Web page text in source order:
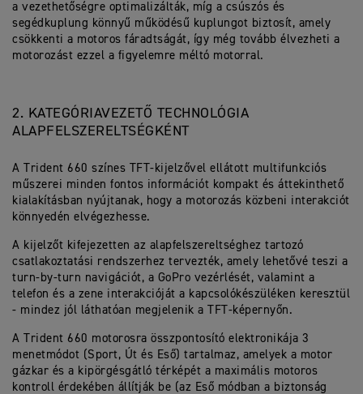
a vezethetőségre optimalizálták, míg a csúszós és
segédkuplung könnyű működésű kuplungot biztosít, amely
csökkenti a motoros fáradtságát, így még tovább élvezheti a
motorozást ezzel a figyelemre méltó motorral.
2. KATEGÓRIAVEZETŐ TECHNOLÓGIA
ALAPFELSZERELTSÉGKÉNT
A Trident 660 színes TFT-kijelzővel ellátott multifunkciós
műszerei minden fontos információt kompakt és áttekinthető
kialakításban nyújtanak, hogy a motorozás közbeni interakciót
könnyedén elvégezhesse.
A kijelzőt kifejezetten az alapfelszereltséghez tartozó
csatlakoztatási rendszerhez tervezték, amely lehetővé teszi a
turn-by-turn navigációt, a GoPro vezérlését, valamint a
telefon és a zene interakcióját a kapcsolókészüléken keresztül
- mindez jól láthatóan megjelenik a TFT-képernyőn.
A Trident 660 motorosra összpontosító elektronikája 3
menetmódot (Sport, Út és Eső) tartalmaz, amelyek a motor
gázkar és a kipörgésgátló térképét a maximális motoros
kontroll érdekében állítják be (az Eső módban a biztonság